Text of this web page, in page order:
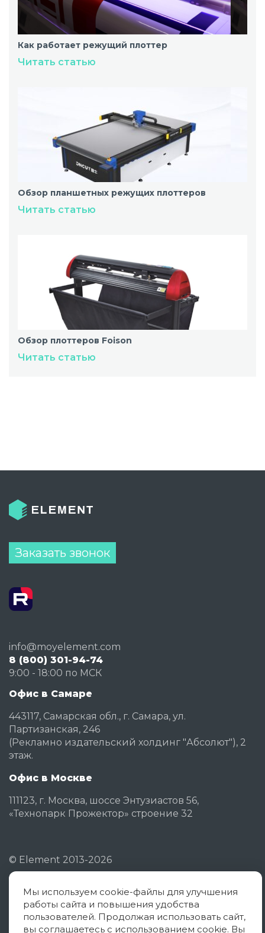
Как работает режущий плоттер
Читать статью
Обзор планшетных режущих плоттеров
Читать статью
Обзор плоттеров Foison
Читать статью
Заказать звонок
info@moyelement.com
8 (800) 301-94-74
9:00 - 18:00 по МСК
Офис в Самаре
443117, Самарская обл., г. Самара, ул.
Партизанская, 246
(Рекламно издательский холдинг "Абсолют"), 2
этаж.
Офис в Москве
111123, г. Москва, шоссе Энтузиастов 56,
«Технопарк Прожектор» строение 32
© Element 2013-2026
Политика конфиденциальности
Согласие на обработку ПД
Мы используем cookie-файлы для улучшения
работы сайта и повышения удобства
пользователей. Продолжая использовать сайт,
вы соглашаетесь с использованием cookie. Вы